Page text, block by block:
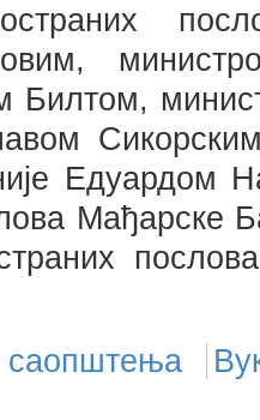
Билтом,
Едуардом
Мађарске
саопштења